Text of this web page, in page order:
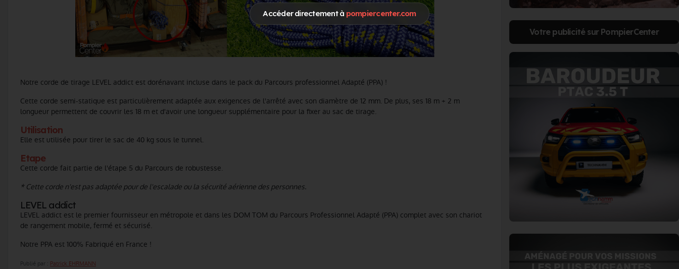
Accéder directement à pompiercenter.com
Notre corde de tirage LEVEL addict est dorénavant incluse dans le pack du Parcours professionnel Adapté (PPA) !
Cette corde semi-statique est particulièrement adaptée aux exigences de l'arrêté avec son diamètre de 12 mm. De plus, ses 18 m + 2 m
longueur permettent de couvrir les 18 m et d'avoir une longueur supplémentaire pour la fixer au sac de tirage.
Utilisation
Elle est utilisée pour tirer le sac de 40 kg sous le tunnel.
Etape
Cette corde fait partie de l'étape 5 du Parcours de robustesse.
* Cette corde n'est pas adaptée pour de l'escalade ou la sécurité aérienne des personnes.
LEVEL addict
LEVEL addict est le premier fournisseur en métropole et dans les DOM TOM du Parcours Professionnel Adapté (PPA) complet avec son chariot
de rangement mobile, fermé et sécurisé.
Notre PPA est 100% Fabriqué en France !
Publié par : Patrick EHRMANN
Votre publicité sur PompierCenter